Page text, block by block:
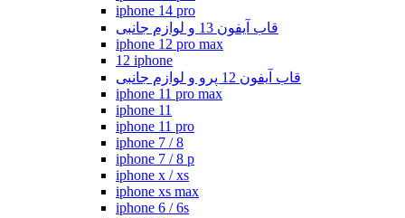
iphone 14 pro
قاب آیفون 13 و لوازم جانبی
iphone 12 pro max
12 iphone
قاب آیفون 12 پرو و لوازم جانبی
iphone 11 pro max
iphone 11
iphone 11 pro
iphone 7 / 8
iphone 7 / 8 p
iphone x / xs
iphone xs max
iphone 6 / 6s